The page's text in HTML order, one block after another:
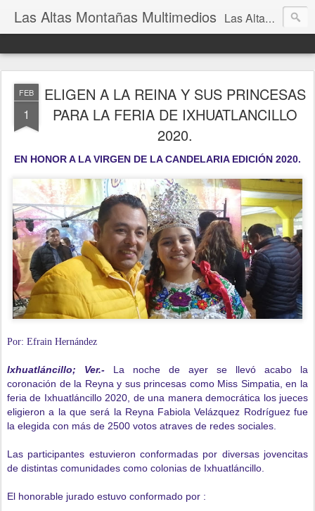
Las Altas Montañas Multimedios Las Altas Montañas Multimedios
FEB
1
ELIGEN A LA REINA Y SUS PRINCESAS
PARA LA FERIA DE IXHUATLANCILLO
2020.
EN HONOR A LA VIRGEN DE LA CANDELARIA EDICIÓN 2020.
Por: Efrain Hernández
Ixhuatláncillo; Ver.- La noche de ayer se llevó acabo la
coronación de la Reyna y sus princesas como Miss Simpatia, en la
feria de Ixhuatláncillo 2020, de una manera democrática los jueces
eligieron a la que será la Reyna Fabiola Velázquez Rodríguez fue
la elegida con más de 2500 votos atraves de redes sociales.
Las participantes estuvieron conformadas por diversas jovencitas
de distintas comunidades como colonias de Ixhuatláncillo.
El honorable jurado estuvo conformado por :